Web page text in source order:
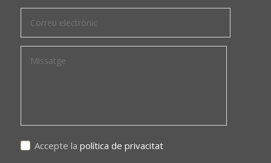
Accepte la política de privacitat